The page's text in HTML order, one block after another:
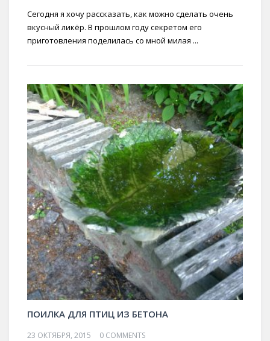
Сегодня я хочу рассказать, как можно сделать очень
вкусный ликёр. В прошлом году секретом его
приготовления поделилась со мной милая ...
ПОИЛКА ДЛЯ ПТИЦ ИЗ БЕТОНА
23 ОКТЯБРЯ, 2015 0 COMMENTS